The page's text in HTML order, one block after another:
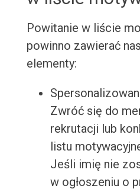
Powitanie w liście
powinno zawierać
elementy:
Zwróć się do
rekrutacji lub
listu
Jeśli imię nie
w ogłoszeniu o